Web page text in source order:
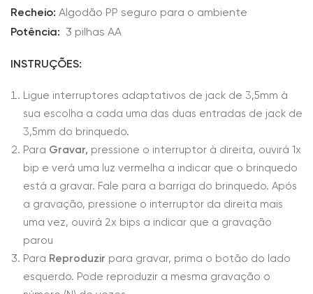
Recheio: Algodão PP seguro para o ambiente
Potência: 3 pilhas AA
INSTRUÇÕES:
Ligue interruptores adaptativos de jack de 3,5mm à
sua escolha a cada uma das duas entradas de jack de
3,5mm do brinquedo.
Para Gravar, pressione o interruptor à direita, ouvirá 1x
bip e verá uma luz vermelha a indicar que o brinquedo
está a gravar. Fale para a barriga do brinquedo. Após
a gravação, pressione o interruptor da direita mais
uma vez, ouvirá 2x bips a indicar que a gravação
parou
Para Reproduzir para gravar, prima o botão do lado
esquerdo. Pode reproduzir a mesma gravação o